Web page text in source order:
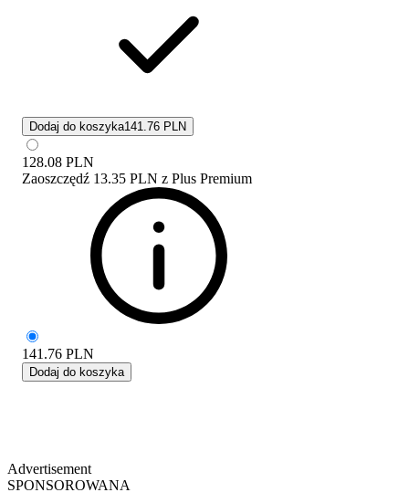
Dodaj do koszyka141.76 PLN
128.08 PLN
Zaoszczędź 13.35 PLN z Plus Premium
141.76 PLN
Dodaj do koszyka
Advertisement
SPONSOROWANA